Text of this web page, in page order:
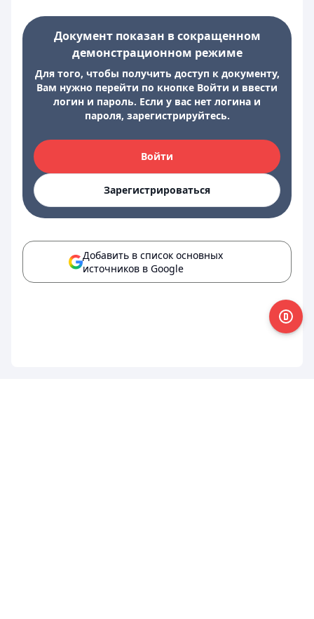
Документ показан в сокращенном
демонстрационном режиме
Для того, чтобы получить доступ к документу,
Вам нужно перейти по кнопке Войти и ввести
логин и пароль. Если у вас нет логина и
пароля, зарегистрируйтесь.
Войти
Зарегистрироваться
Добавить в список основных
источников в Google